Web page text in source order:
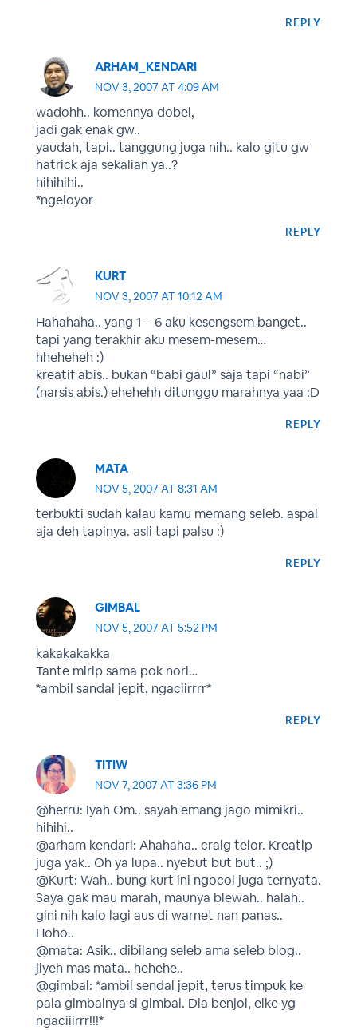
REPLY
ARHAM_KENDARI
NOV 3, 2007 AT 4:09 AM
wadohh.. komennya dobel,
jadi gak enak gw..
yaudah, tapi.. tanggung juga nih.. kalo gitu gw
hatrick aja sekalian ya..?
hihihihi..
*ngeloyor
REPLY
KURT
NOV 3, 2007 AT 10:12 AM
Hahahaha.. yang 1 – 6 aku kesengsem banget..
tapi yang terakhir aku mesem-mesem…
hheheheh :)
kreatif abis.. bukan “babi gaul” saja tapi “nabi”
(narsis abis.) ehehehh ditunggu marahnya yaa :D
REPLY
MATA
NOV 5, 2007 AT 8:31 AM
terbukti sudah kalau kamu memang seleb. aspal
aja deh tapinya. asli tapi palsu :)
REPLY
GIMBAL
NOV 5, 2007 AT 5:52 PM
kakakakakka
Tante mirip sama pok nori…
*ambil sandal jepit, ngaciirrrr*
REPLY
TITIW
NOV 7, 2007 AT 3:36 PM
@herru: Iyah Om.. sayah emang jago mimikri..
hihihi..
@arham kendari: Ahahaha.. craig telor. Kreatip
juga yak.. Oh ya lupa.. nyebut but but.. ;)
@Kurt: Wah.. bung kurt ini ngocol juga ternyata.
Saya gak mau marah, maunya blewah.. halah..
gini nih kalo lagi aus di warnet nan panas..
Hoho..
@mata: Asik.. dibilang seleb ama seleb blog..
jiyeh mas mata.. hehehe..
@gimbal: *ambil sendal jepit, terus timpuk ke
pala gimbalnya si gimbal. Dia benjol, eike yg
ngaciiirrr!!!*